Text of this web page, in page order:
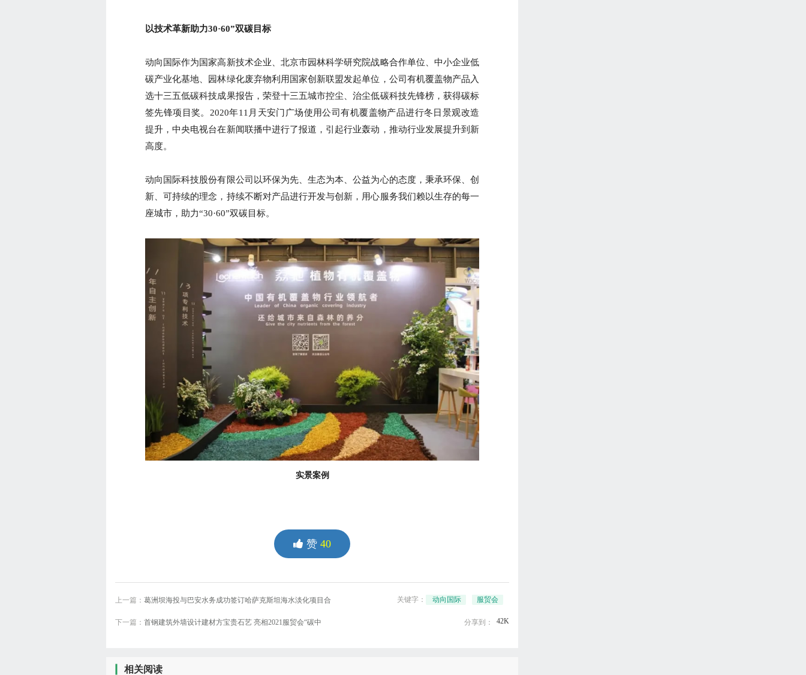
以技术革新助力30·60”双碳目标
动向国际作为国家高新技术企业、北京市园林科学研究院战略合作单位、中小企业低
碳产业化基地、园林绿化废弃物利用国家创新联盟发起单位，公司有机覆盖物产品入
选十三五低碳科技成果报告，荣登十三五城市控尘、治尘低碳科技先锋榜，获得碳标
签先锋项目奖。2020年11月天安门广场使用公司有机覆盖物产品进行冬日景观改造
提升，中央电视台在新闻联播中进行了报道，引起行业轰动，推动行业发展提升到新
高度。
动向国际科技股份有限公司以环保为先、生态为本、公益为心的态度，秉承环保、创
新、可持续的理念，持续不断对产品进行开发与创新，用心服务我们赖以生存的每一
座城市，助力“30·60”双碳目标。
实景案例
赞 40
上一篇： 葛洲坝海投与巴安水务成功签订哈萨克斯坦海水淡化项目合
作协议
下一篇： 首钢建筑外墙设计建材方宝贵石艺 亮相2021服贸会“碳中
关键字： 动向国际 服贸会
分享到： 42K
相关阅读